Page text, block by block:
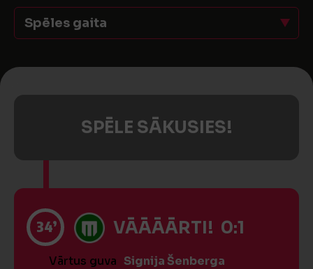
Spēles gaita
SPĒLE SĀKUSIES!
34’ VĀĀĀĀRTI! 0:1
Vārtus guva Signija Šenberga